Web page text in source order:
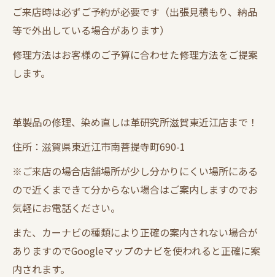
ご来店時は必ずご予約が必要です（出張見積もり、納品
等で外出している場合があります）
修理方法はお客様のご予算に合わせた修理方法をご提案
します。
革製品の修理、染め直しは革研究所滋賀東近江店まで！
住所：滋賀県東近江市南菩提寺町690-1
※ご来店の場合店舗場所が少し分かりにくい場所にある
ので近くまできて分からない場合はご案内しますのでお
気軽にお電話ください。
また、カーナビの種類により正確の案内されない場合が
ありますのでGoogleマップのナビを使われると正確に案
内されます。